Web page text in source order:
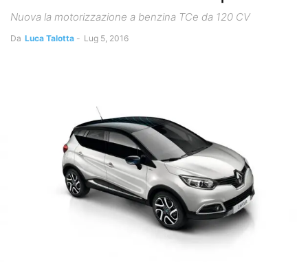
Nuova la motorizzazione a benzina TCe da 120 CV
Da Luca Talotta - Lug 5, 2016